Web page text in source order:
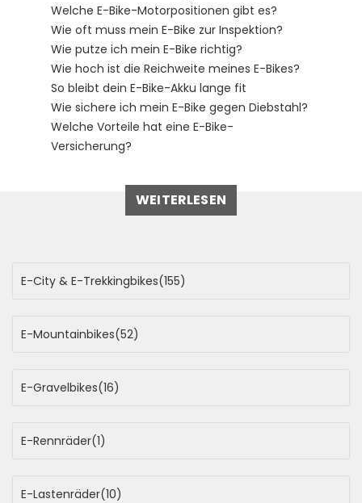
Welche E-Bike-Motorpositionen gibt es?
Wie oft muss mein E-Bike zur Inspektion?
Wie putze ich mein E-Bike richtig?
Wie hoch ist die Reichweite meines E-Bikes?
So bleibt dein E-Bike-Akku lange fit
Wie sichere ich mein E-Bike gegen Diebstahl?
Welche Vorteile hat eine E-Bike-
Versicherung?
WEITERLESEN
E-City & E-Trekkingbikes(155)
E-Mountainbikes(52)
E-Gravelbikes(16)
E-Rennräder(1)
E-Lastenräder(10)